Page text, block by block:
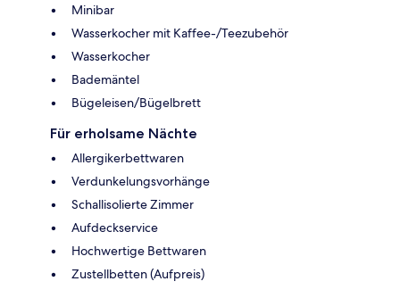
Minibar
Wasserkocher mit Kaffee-/Teezubehör
Wasserkocher
Bademäntel
Bügeleisen/Bügelbrett
Für erholsame Nächte
Allergikerbettwaren
Verdunkelungsvorhänge
Schallisolierte Zimmer
Aufdeckservice
Hochwertige Bettwaren
Zustellbetten (Aufpreis)